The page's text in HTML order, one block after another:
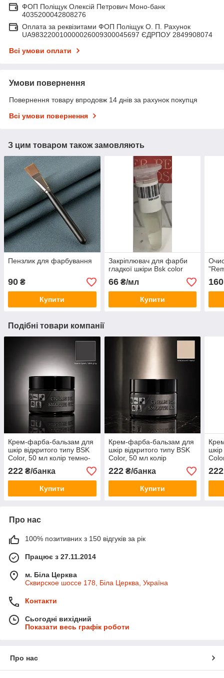
ФОП Поліщук Олексій Петрович Моно-банк
4035200042808276
Оплата за реквізитами ФОП Поліщук О. П. Рахунок
UA983220010000026009300045697 ЄДРПОУ 2849908074
Всі умови оплати
Умови повернення
Повернення товару впродовж 14 днів за рахунок покупця
Всі умови повернення
З цим товаром також замовляють
Пензлик для фарбування
90 ₴
Купити
Закріплювач для фарби
гладкої шкіри Bsk color
66₴/мл
Купити
Подібні товари компанії
Крем-фарба-бальзам для
шкір відкритого типу BSK
Color, 50 мл колір темно-
222 ₴/банка
Купити
Крем-фарба-бальзам для
шкір відкритого типу BSK
Color, 50 мл колір
222₴/банка
Купити
222
Про нас
100% позитивних з 150 відгуків за рік
Працює з 27.11.2014
м. Біла Церква
Сквирское шоссе 178, Біла Церква, Україна
Контакти
Сьогодні вихідний
Показати весь графік роботи
Про нас